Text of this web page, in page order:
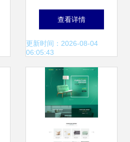
个性网页设计的逆
袭之道
查看详情
更新时间：2026-08-04
06:05:43